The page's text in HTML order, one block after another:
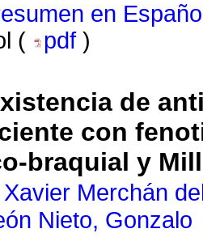
en
(
pdf )
de
con
braquial y
Merchán
Nieto, Gonzalo